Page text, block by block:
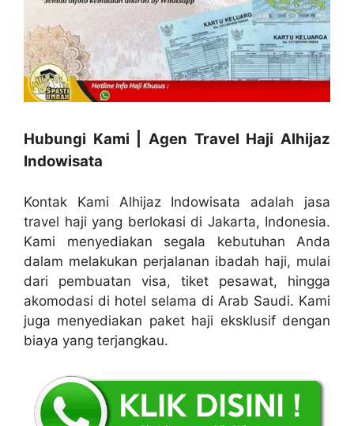
Hubungi Kami | Agen Travel Haji Alhijaz
Indowisata
Kontak Kami Alhijaz Indowisata adalah jasa
travel haji yang berlokasi di Jakarta, Indonesia.
Kami menyediakan segala kebutuhan Anda
dalam melakukan perjalanan ibadah haji, mulai
dari pembuatan visa, tiket pesawat, hingga
akomodasi di hotel selama di Arab Saudi. Kami
juga menyediakan paket haji eksklusif dengan
biaya yang terjangkau.